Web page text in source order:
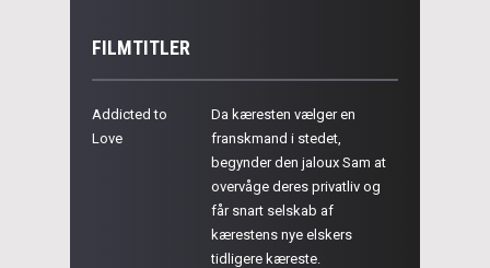
FILMTITLER
Addicted to
Love
Da kæresten vælger en
franskmand i stedet,
begynder den jaloux Sam at
overvåge deres privatliv og
får snart selskab af
kærestens nye elskers
tidligere kæreste.